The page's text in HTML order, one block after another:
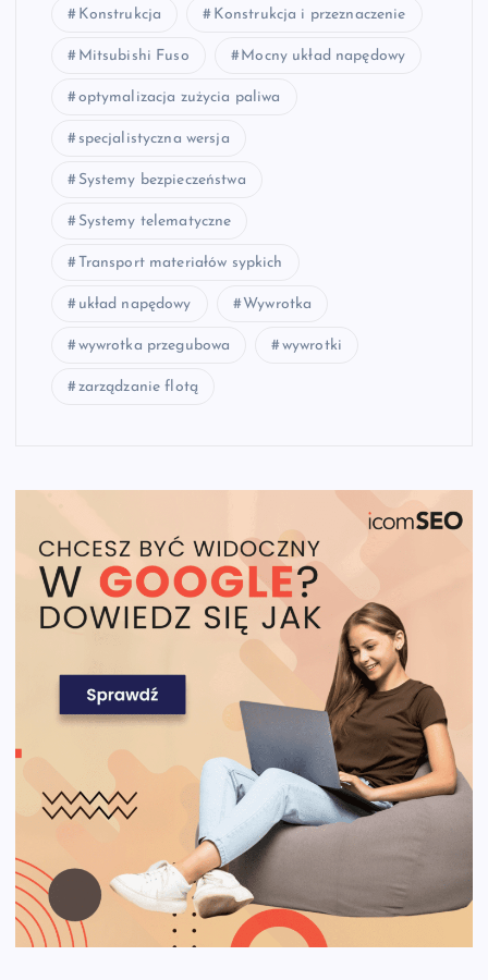
Konstrukcja Konstrukcja i przeznaczenie
Mitsubishi Fuso Mocny układ napędowy
optymalizacja zużycia paliwa
specjalistyczna wersja
Systemy bezpieczeństwa
Systemy telematyczne
Transport materiałów sypkich
układ napędowy Wywrotka
wywrotka przegubowa wywrotki
zarządzanie flotą